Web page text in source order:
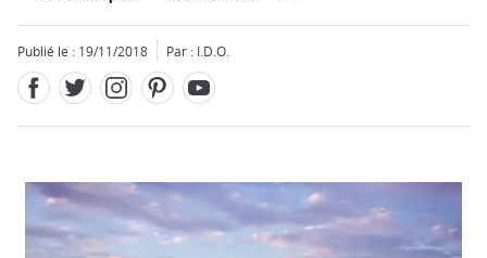
Publié le : 19/11/2018 Par : I.D.O.
Fermer